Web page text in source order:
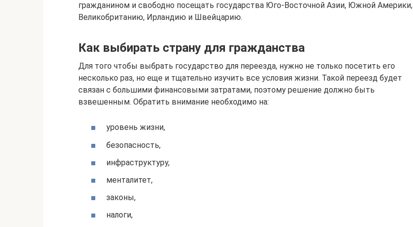
гражданином и свободно посещать государства Юго-Восточной Азии, Южной Америки,
Великобританию, Ирландию и Швейцарию.
Как выбирать страну для гражданства
Для того чтобы выбрать государство для переезда, нужно не только посетить его
несколько раз, но еще и тщательно изучить все условия жизни. Такой переезд будет
связан с большими финансовыми затратами, поэтому решение должно быть
взвешенным. Обратить внимание необходимо на:
уровень жизни,
безопасность,
инфраструктуру,
менталитет,
законы,
налоги,